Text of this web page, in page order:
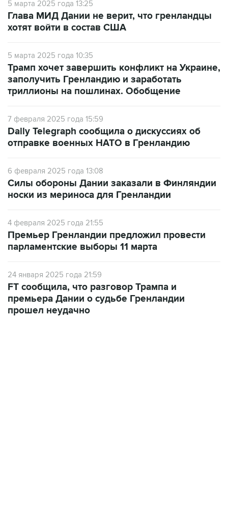
хотят войти в состав США
заполучить Гренландию и заработать
триллионы на пошлинах. Обобщение
7 февраля 2025 года 15:59
отправке военных НАТО в Гренландию
6 февраля 2025 года 13:08
носки из мериноса для Гренландии
4 февраля 2025 года 21:55
парламентские выборы 11 марта
24 января 2025 года 21:59
премьера Дании о судьбе Гренландии
прошел неудачно